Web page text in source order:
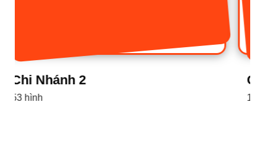
Chi Nhánh 1
16 hình